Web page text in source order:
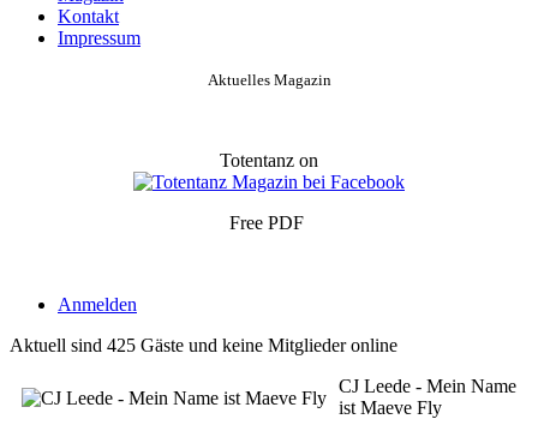
Kontakt
Impressum
Aktuelles Magazin
Totentanz on
Free PDF
Anmelden
Aktuell sind 425 Gäste und keine Mitglieder online
CJ Leede - Mein Name
ist Maeve Fly